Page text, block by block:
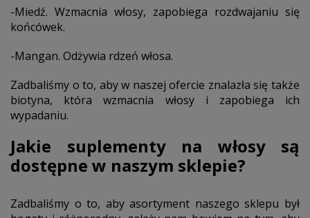
-Miedź. Wzmacnia włosy, zapobiega rozdwajaniu się
końcówek.
-Mangan. Odżywia rdzeń włosa.
Zadbaliśmy o to, aby w naszej ofercie znalazła się także
biotyna, która wzmacnia włosy i zapobiega ich
wypadaniu.
Jakie suplementy na włosysą
dostępne w naszym sklepie?
Zadbaliśmy o to, aby asortyment naszego sklepu był